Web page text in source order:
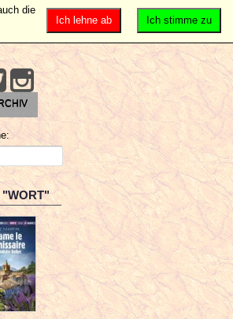
"WORT"
Ich stimme zu
Ich lehne ab
die